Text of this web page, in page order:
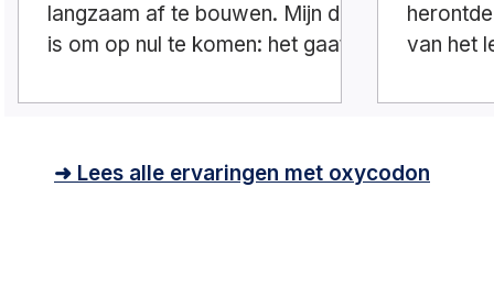
langzaam af te bouwen. Mijn doel
is om op nul te komen: het gaat
van het
➜ Lees alle ervaringen met oxycodon